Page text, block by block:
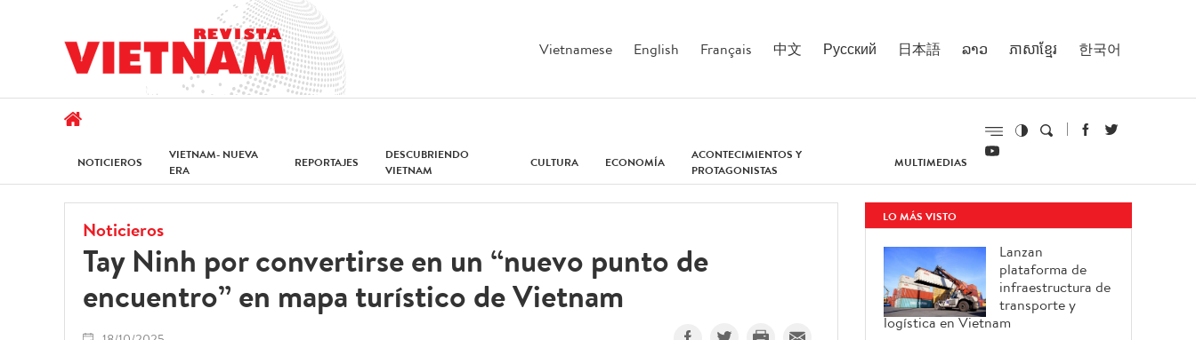
Vietnamese English Français 中文 Русский 日本語 ລາວ ភាសាខ្មែរ 한국어
NOTICIEROS
VIETNAM- NUEVA
ERA
REPORTAJES
DESCUBRIENDO
VIETNAM
CULTURA ECONOMÍA
ACONTECIMIENTOS Y
PROTAGONISTAS
MULTIMEDIAS
Noticieros
Tay Ninh por convertirse en un “nuevo punto de
encuentro” en mapa turístico de Vietnam
LO MÁS VISTO
Lanzan
plataforma de
infraestructura de
transporte y
logística en Vietnam